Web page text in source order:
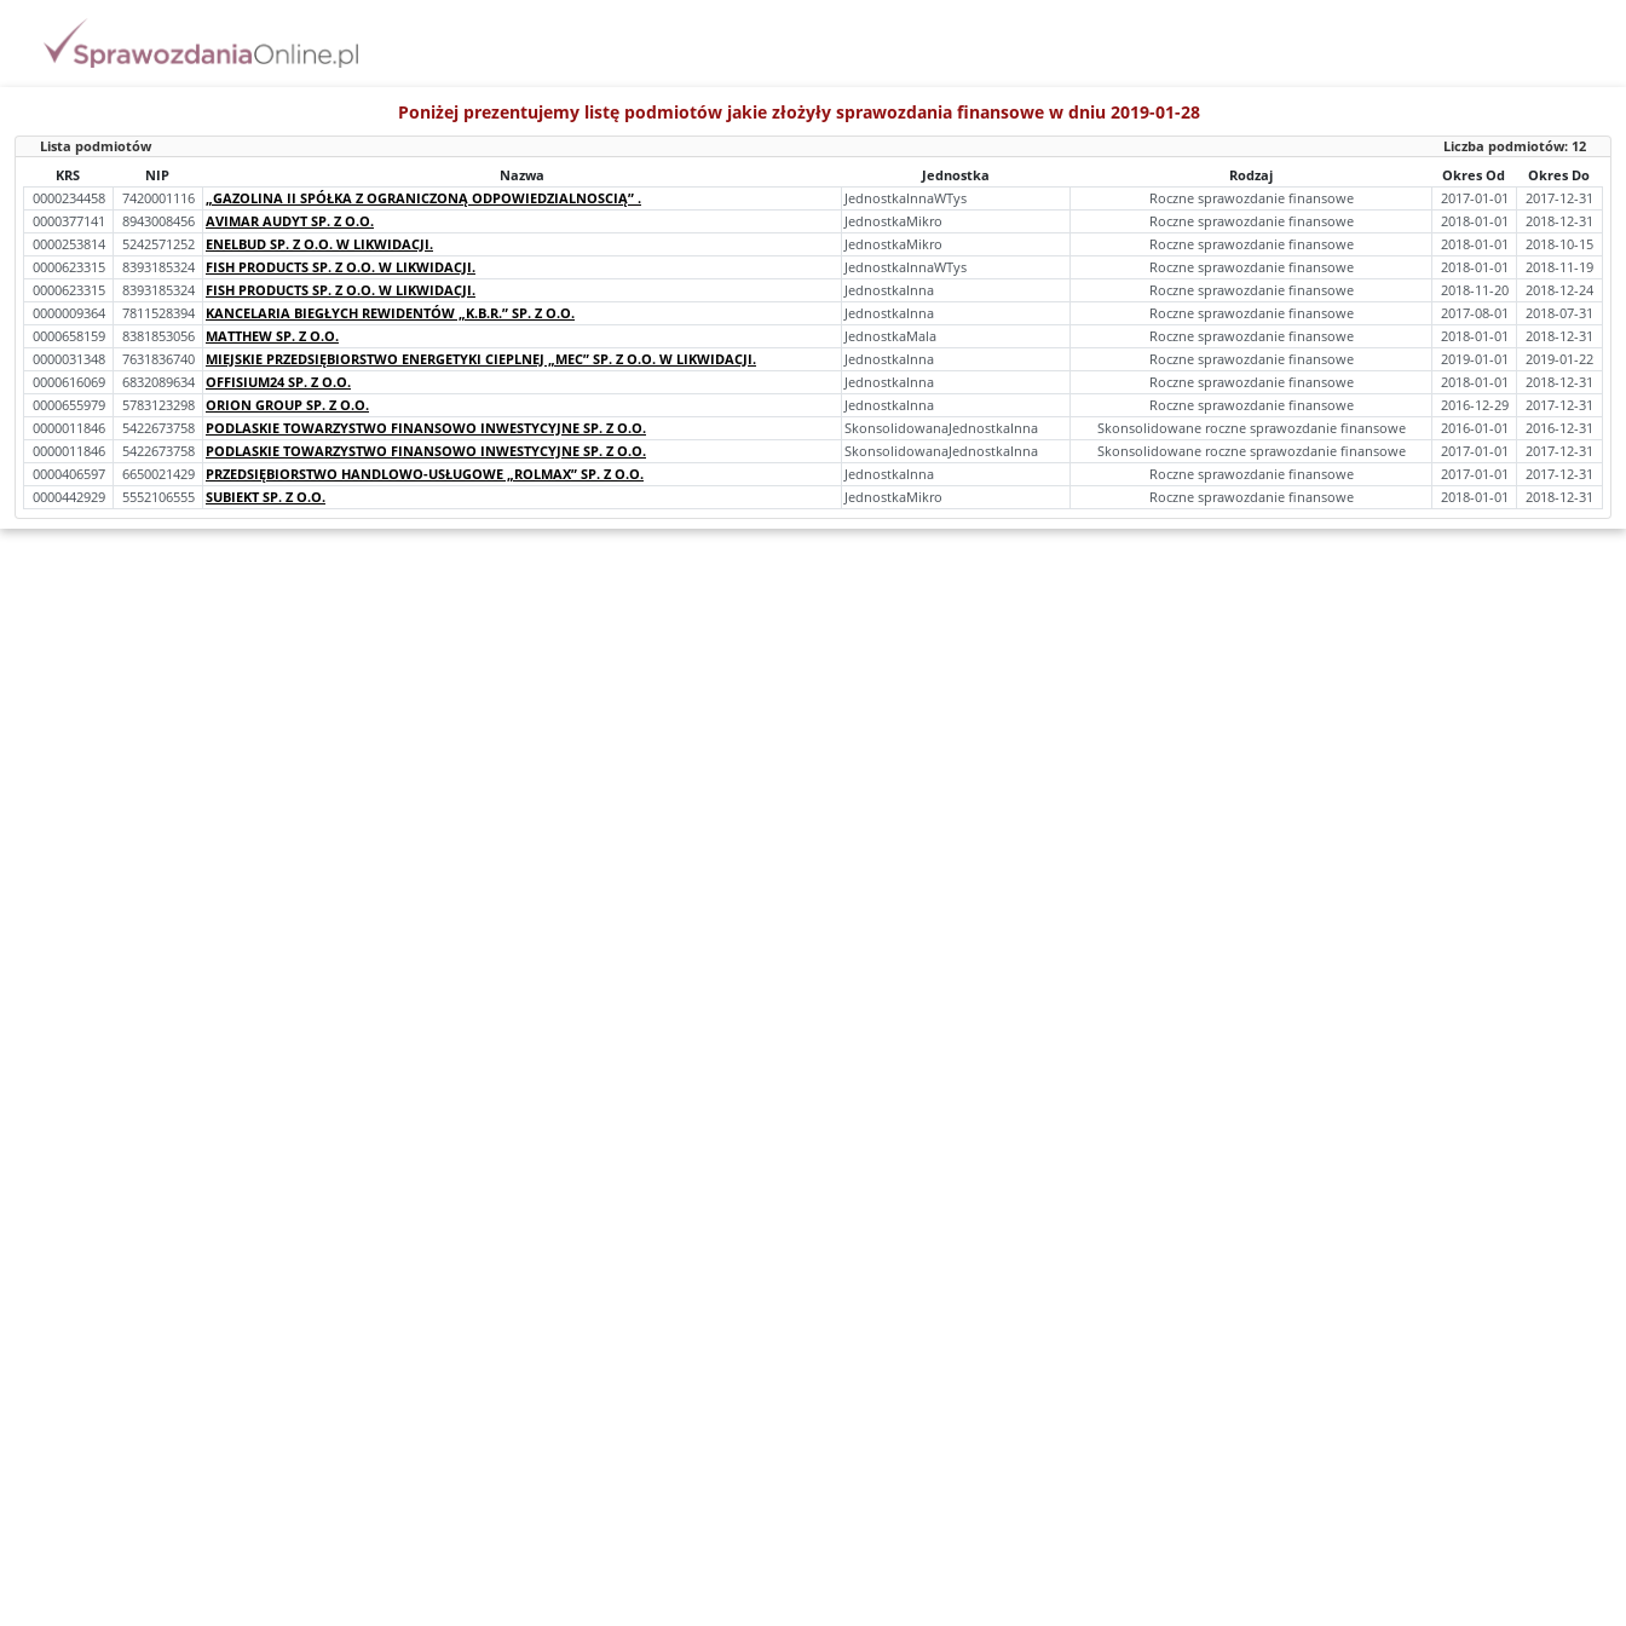
Poniżej prezentujemy listę podmiotów jakie złożyły sprawozdania finansowe w dniu 2019-01-28
Lista podmiotów Liczba podmiotów: 12
KRS
NIP Nazwa Jednostka Rodzaj Okres Od
Okres Do
0000234458
7420001116 „GAZOLINA II SPÓŁKA Z OGRANICZONĄ ODPOWIEDZIALNOSCIĄ” . JednostkaInnaWTys Roczne sprawozdanie finansowe 2017-01-01
2017-12-31
0000377141
8943008456 AVIMAR AUDYT SP. Z O.O. JednostkaMikro Roczne sprawozdanie finansowe 2018-01-01
2018-12-31
0000253814
5242571252 ENELBUD SP. Z O.O. W LIKWIDACJI. JednostkaMikro Roczne sprawozdanie finansowe 2018-01-01
2018-10-15
0000623315
8393185324 FISH PRODUCTS SP. Z O.O. W LIKWIDACJI. JednostkaInnaWTys Roczne sprawozdanie finansowe 2018-01-01
2018-11-19
0000623315
8393185324 FISH PRODUCTS SP. Z O.O. W LIKWIDACJI. JednostkaInna Roczne sprawozdanie finansowe 2018-11-20
2018-12-24
0000009364
7811528394 KANCELARIA BIEGŁYCH REWIDENTÓW „K.B.R.” SP. Z O.O. JednostkaInna Roczne sprawozdanie finansowe 2017-08-01
2018-07-31
0000658159
8381853056 MATTHEW SP. Z O.O. JednostkaMala Roczne sprawozdanie finansowe 2018-01-01
2018-12-31
0000031348
7631836740 MIEJSKIE PRZEDSIĘBIORSTWO ENERGETYKI CIEPLNEJ „MEC” SP. Z O.O. W LIKWIDACJI. JednostkaInna Roczne sprawozdanie finansowe 2019-01-01
2019-01-22
0000616069
6832089634 OFFISIUM24 SP. Z O.O. JednostkaInna Roczne sprawozdanie finansowe 2018-01-01
2018-12-31
0000655979
5783123298 ORION GROUP SP. Z O.O. JednostkaInna Roczne sprawozdanie finansowe 2016-12-29
2017-12-31
0000011846
5422673758 PODLASKIE TOWARZYSTWO FINANSOWO INWESTYCYJNE SP. Z O.O. SkonsolidowanaJednostkaInna Skonsolidowane roczne sprawozdanie finansowe 2016-01-01
2016-12-31
0000011846
5422673758 PODLASKIE TOWARZYSTWO FINANSOWO INWESTYCYJNE SP. Z O.O. SkonsolidowanaJednostkaInna Skonsolidowane roczne sprawozdanie finansowe 2017-01-01
2017-12-31
0000406597
6650021429 PRZEDSIĘBIORSTWO HANDLOWO-USŁUGOWE „ROLMAX” SP. Z O.O. JednostkaInna Roczne sprawozdanie finansowe 2017-01-01
2017-12-31
0000442929
5552106555 SUBIEKT SP. Z O.O. JednostkaMikro Roczne sprawozdanie finansowe 2018-01-01 2018-12-31